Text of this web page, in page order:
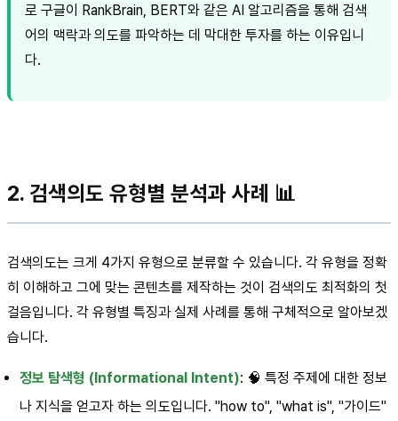
로 구글이 RankBrain, BERT와 같은 AI 알고리즘을 통해 검색
어의 맥락과 의도를 파악하는 데 막대한 투자를 하는 이유입니
다.
2. 검색의도 유형별 분석과 사례 📊
검색의도는 크게 4가지 유형으로 분류할 수 있습니다. 각 유형을 정확
히 이해하고 그에 맞는 콘텐츠를 제작하는 것이 검색의도 최적화의 첫
걸음입니다. 각 유형별 특징과 실제 사례를 통해 구체적으로 알아보겠
습니다.
정보 탐색형 (Informational Intent): 🧠 특정 주제에 대한 정보
나 지식을 얻고자 하는 의도입니다. "how to", "what is", "가이드"